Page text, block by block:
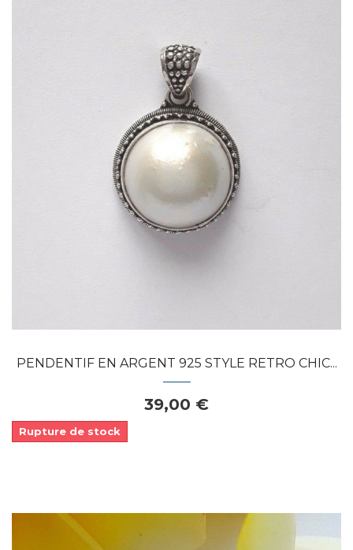
Dans mon panier
APERÇU RAPIDE
PENDENTIF EN ARGENT 925 STYLE RETRO CHIC...
39,00 €
Rupture de stock